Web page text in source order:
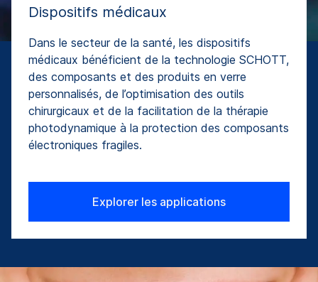
Dispositifs médicaux
Dans le secteur de la santé, les dispositifs
médicaux bénéficient de la technologie SCHOTT,
des composants et des produits en verre
personnalisés, de l’optimisation des outils
chirurgicaux et de la facilitation de la thérapie
photodynamique à la protection des composants
électroniques fragiles.
Explorer les applications